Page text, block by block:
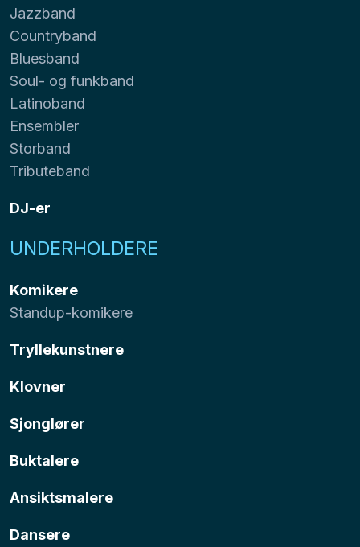
Jazzband
Countryband
Bluesband
Soul- og funkband
Latinoband
Ensembler
Storband
Tributeband
DJ-er
UNDERHOLDERE
Komikere
Standup-komikere
Tryllekunstnere
Klovner
Sjonglører
Buktalere
Ansiktsmalere
Dansere